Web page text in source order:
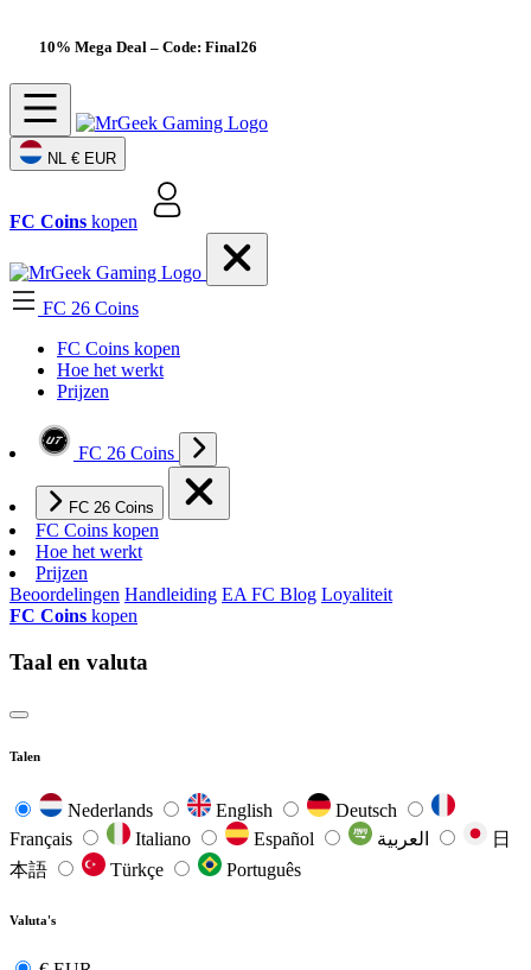
10% Mega Deal – Code: Final26
NL € EUR
FC Coins kopen
FC 26 Coins
FC Coins kopen
Hoe het werkt
Prijzen
FC 26 Coins
FC 26 Coins
FC Coins kopen
Hoe het werkt
Prijzen
Beoordelingen Handleiding EA FC Blog Loyaliteit
FC Coins kopen
Taal en valuta
Talen
Nederlands English
Deutsch
Français
Italiano Español
日
本語
Türkçe Português
Valuta's